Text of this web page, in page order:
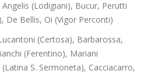
(Lodigiani), Bucur, Perutti
De Bellis, Oi (Vigor Perconti)
(Certosa), Barbarossa,
(Ferentino), Mariani
S. Sermoneta), Cacciacarro,